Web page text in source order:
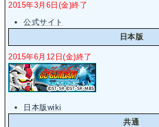
2015年3月6日(金)終了
公式サイト
日本版
2015年6月12日(金)終了
日本版wiki
共通